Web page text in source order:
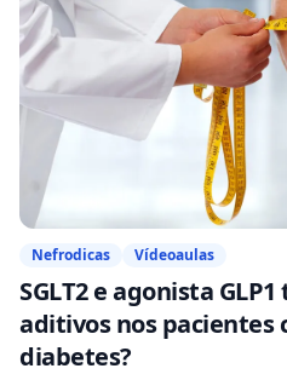
Nefrodicas Vídeoaulas
SGLT2 e agonista
aditivos nos pacientes
diabetes?